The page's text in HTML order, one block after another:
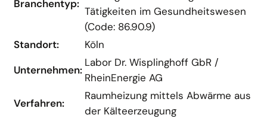
Branchentyp:
Tätigkeiten im Gesundheitswesen
(Code: 86.90.9)
Standort:
Köln
Unternehmen:
Labor Dr. Wisplinghoff GbR /
RheinEnergie AG
Verfahren:
Raumheizung mittels Abwärme aus
der Kälteerzeugung